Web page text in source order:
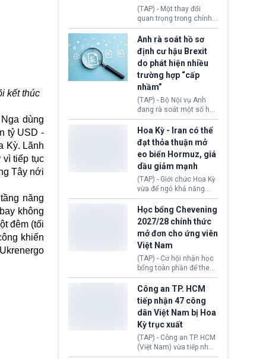
kết thúc
dùng
tỷ USD -
Kỳ. Lãnh
vì tiếp tục
Tây nới
năng
không
đêm (tối
khiến
chính quyền Tổng thống
Donald Trump và chính
phủ cánh tả Tổng thống
da Silva đang leo thang
gay gắt.
(TAP) - Một thay đổi
quan trọng trong chính
sách nhập cư của New
Zealand đang mở ra
thêm cơ hội cho nhiều
người muốn định cư. Từ
nay, người mắc viêm
gan B hoặc viêm gan C
sẽ không còn bị mặc
định không đáp ứng tiêu
chuẩn sức khỏe chỉ vì
chi phí điều trị khi nộp hồ
Anh rà soát hồ sơ
định cư hậu Brexit
do phát hiện nhiều
trường hợp “cấp
nhầm”
(TAP) - Bộ Nội vụ Anh
đang rà soát một số hồ
sơ thuộc Chương trình
Định cư EU (EU
Settlement Scheme -
EUSS) sau khi xác định
có trường hợp được cấp
quy chế cư trú hậu
Brexit “do nhầm lẫn”.
Động thái này làm dấy
lên lo ngại về việc thực
thi Thỏa thuận Rút khỏi
Liên minh châu Âu
(Withdrawal
Agreement).
Hoa Kỳ - Iran có thể
đạt thỏa thuận mở
eo biển Hormuz, giá
dầu giảm mạnh
(TAP) - Giới chức Hoa Kỳ
vừa để ngỏ khả năng
sớm đạt thỏa thuận với
Iran nhằm mở lại eo biển
Hormuz, mở đường cho
việc khôi phục hoạt
động hàng hải. Những
tín hiệu ngoại giao tích
cực này lập tức tác động
đến thị trường năng
lượng, kéo giá dầu thế
giới lùi sâu xuống dưới
mức 80 USD/thùng.
Học bổng Chevening
2027/28 chính thức
mở đơn cho ứng viên
Việt Nam
(TAP) - Cơ hội nhận học
bổng toàn phần để theo
học chương trình thạc sĩ
tại Vương quốc Anh đã
chính thức quay trở lại.
Học bổng Chevening
2027/28 của Chính phủ
Anh vừa mở cổng ứng
tuyển dành riêng ứng
viên Việt Nam, hỗ trợ
toàn bộ chi phí học tập
Công an TP. HCM
tiếp nhận 47 công
dân Việt Nam bị Hoa
Kỳ trục xuất
(TAP) - Công an TP. HCM
(Việt Nam) vừa tiếp nhận
47 công dân Việt Nam bị